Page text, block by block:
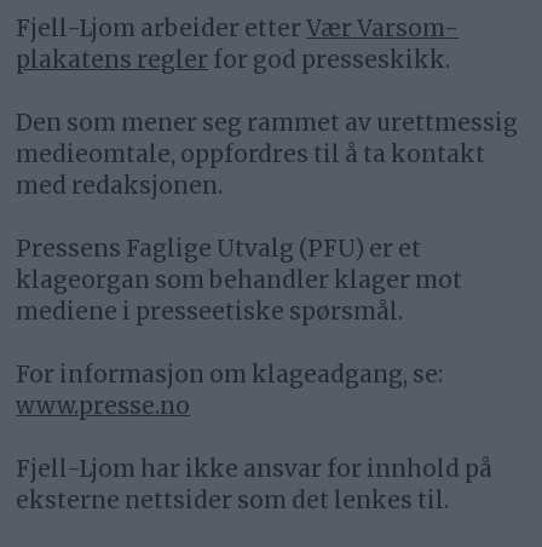
Fjell-Ljom arbeider etterVær Varsom-
plakatens regler for god presseskikk.
Den som mener seg rammet av urettmessig
medieomtale, oppfordres til å ta kontakt
med redaksjonen.
Pressens Faglige Utvalg (PFU) er et
klageorgan som behandler klager mot
mediene i presseetiske spørsmål.
For informasjon om klageadgang, se:
www.presse.no
Fjell-Ljom har ikke ansvar for innhold på
eksterne nettsider som det lenkes til.